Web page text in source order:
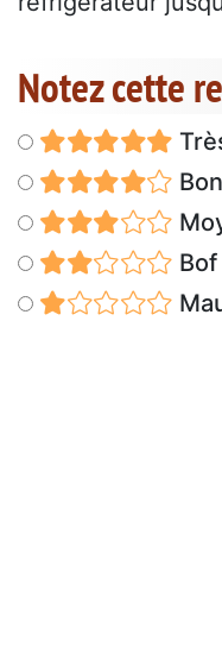
Notez cette
Bon
Bof